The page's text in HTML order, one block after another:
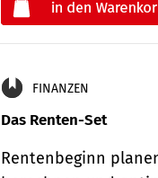
FINANZEN
Das Renten-Set
Rentenbeginn